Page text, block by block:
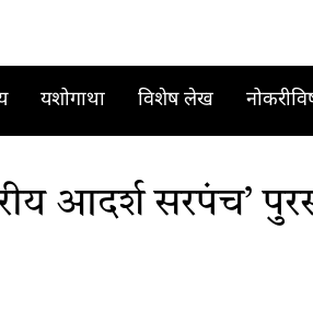
यशोगाथा विशेष लेख
आदर्श सरपंच’